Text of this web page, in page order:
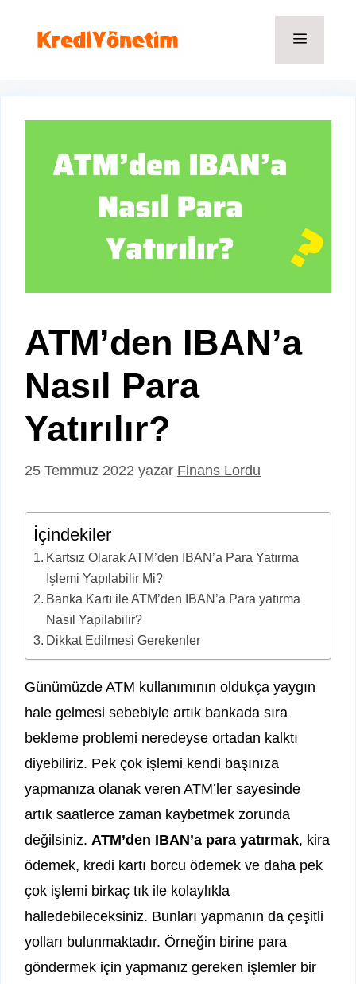
ATM’den IBAN’a
Nasıl Para
Yatırılır?
25 Temmuz 2022 yazar Finans Lordu
İçindekiler
Kartsız Olarak ATM’den IBAN’a Para Yatırma
İşlemi Yapılabilir Mi?
Banka Kartı ile ATM’den IBAN’a Para yatırma
Nasıl Yapılabilir?
Dikkat Edilmesi Gerekenler
Günümüzde ATM kullanımının oldukça yaygın
hale gelmesi sebebiyle artık bankada sıra
bekleme problemi neredeyse ortadan kalktı
diyebiliriz. Pek çok işlemi kendi başınıza
yapmanıza olanak veren ATM’ler sayesinde
artık saatlerce zaman kaybetmek zorunda
değilsiniz. ATM’den IBAN’a para yatırmak, kira
ödemek, kredi kartı borcu ödemek ve daha pek
çok işlemi birkaç tık ile kolaylıkla
halledebileceksiniz. Bunları yapmanın da çeşitli
yolları bulunmaktadır. Örneğin birine para
göndermek için yapmanız gereken işlemler bir